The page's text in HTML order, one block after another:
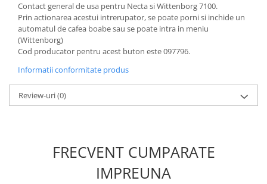
Contact general de usa pentru Necta si Wittenborg 7100.
Prin actionarea acestui intrerupator, se poate porni si inchide un
automatul de cafea boabe sau se poate intra in meniu
(Wittenborg)
Cod producator pentru acest buton este 097796.
Informatii conformitate produs
Review-uri(0)
FRECVENT CUMPARATE
IMPREUNA